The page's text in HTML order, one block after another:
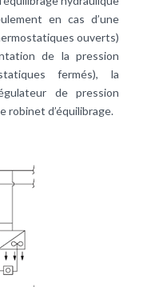
en cas d’une
ouverts)
de la pression
fermés), la
de pression
robinet d’équilibrage.